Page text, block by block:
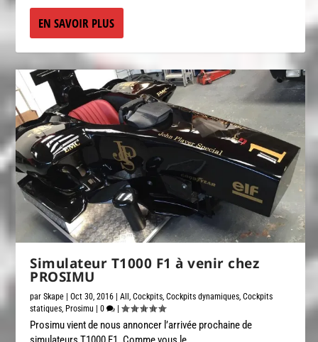
EN SAVOIR PLUS
Simulateur T1000 F1 à venir chez
PROSIMU
parSkape |Oct 30, 2016 |All,Cockpits,Cockpits dynamiques,Cockpits
statiques, Prosimu |0 |
Prosimu vient de nous annoncer l’arrivée prochaine de